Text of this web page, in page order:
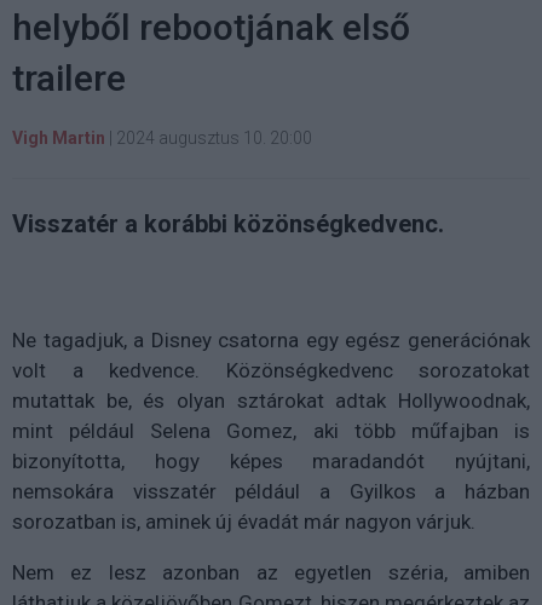
helyből rebootjának első
trailere
Vigh Martin 2024 augusztus 10. 20:00
Visszatér a korábbi közönségkedvenc.
Ne tagadjuk, a Disney csatorna egy egész generációnak
volt a kedvence. Közönségkedvenc sorozatokat
mutattak be, és olyan sztárokat adtak Hollywoodnak,
mint például Selena Gomez, aki több műfajban is
bizonyította, hogy képes maradandót nyújtani,
nemsokára visszatér például a Gyilkos a házban
sorozatban is, aminek új évadát már nagyon várjuk.
Nem ez lesz azonban az egyetlen széria, amiben